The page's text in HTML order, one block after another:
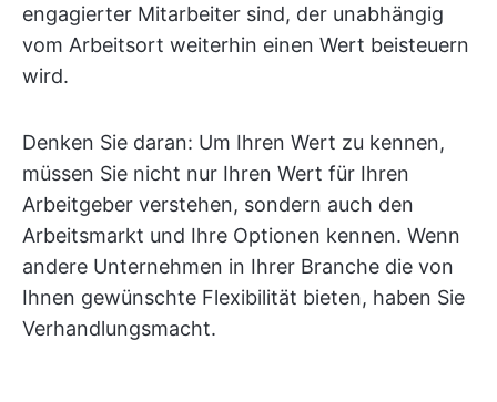
engagierter Mitarbeiter sind, der unabhängig
vom Arbeitsort weiterhin einen Wert beisteuern
wird.
Denken Sie daran: Um Ihren Wert zu kennen,
müssen Sie nicht nur Ihren Wert für Ihren
Arbeitgeber verstehen, sondern auch den
Arbeitsmarkt und Ihre Optionen kennen. Wenn
andere Unternehmen in Ihrer Branche die von
Ihnen gewünschte Flexibilität bieten, haben Sie
Verhandlungsmacht.